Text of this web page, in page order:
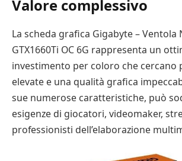
Valore complessivo
La scheda grafica Gigabyte – Ventola
GTX1660Ti OC 6G rappresenta un
investimento per coloro che cercano
elevate e una qualità grafica
sue numerose caratteristiche, può
esigenze di giocatori, videomaker,
professionisti dell’elaborazione